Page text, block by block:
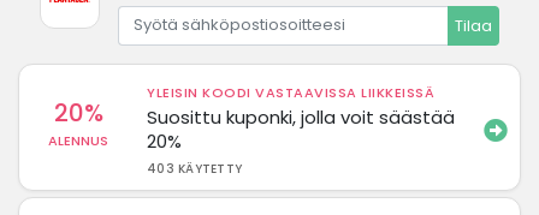
Tilaa
20%
ALENNUS
YLEISIN KOODI VASTAAVISSA LIIKKEISSÄ
Suosittu kuponki, jolla voit säästää
20%
403 KÄYTETTY